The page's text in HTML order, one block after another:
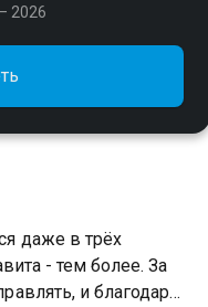
2026
даже в трёх
- тем более. За
и благодаря